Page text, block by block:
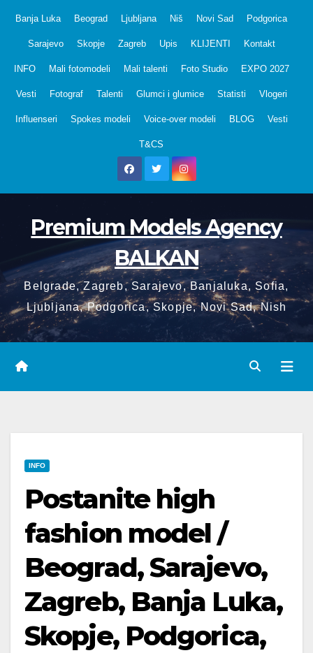
Banja Luka Beograd Ljubljana Niš Novi Sad Podgorica
Sarajevo Skopje Zagreb Upis KLIJENTI Kontakt
INFO Mali fotomodeli Mali talenti Foto Studio EXPO 2027
Vesti Fotograf Talenti Glumci i glumice Statisti Vlogeri
Influenseri Spokes modeli Voice-over modeli BLOG Vesti
T&CS
Premium Models Agency
BALKAN
Belgrade, Zagreb, Sarajevo, Banjaluka, Sofia,
Ljubljana, Podgorica, Skopje, Novi Sad, Nish
INFO
Postanite high
fashion model /
Beograd, Sarajevo,
Zagreb, Banja Luka,
Skopje, Podgorica,